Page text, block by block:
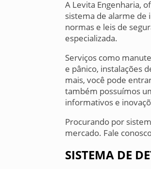
A Levita Engenharia,
sistema de alarme de
normas e leis de
especializada.
Serviços como
e pânico, instalações
mais, você pode
também possuímos
informativos e
Procurando por
mercado. Fale
SISTEMA DE